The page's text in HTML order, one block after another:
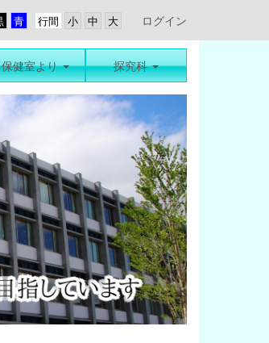
行間 ログイン
保健室より 探究科